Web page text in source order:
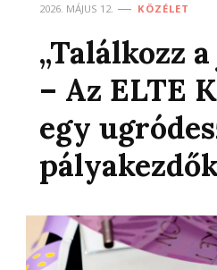
2026. MÁJUS 12. KÖZÉLET
„Találkozz
– Az ELTE
egy